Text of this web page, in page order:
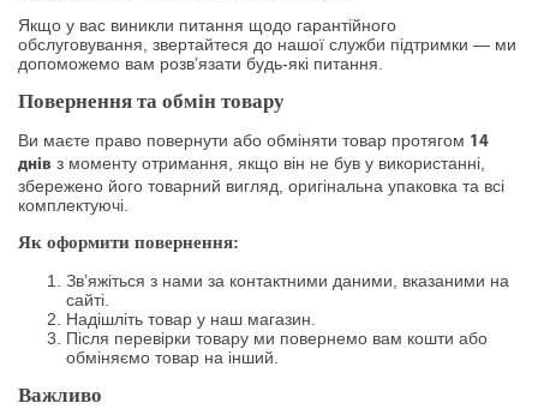
Якщо у вас виникли питання щодо гарантійного
обслуговування, звертайтеся до нашої служби підтримки — ми
допоможемо вам розв’язати будь-які питання.
Повернення та обмін товару
Ви маєте право повернути або обміняти товар протягом 14
днів з моменту отримання, якщо він не був у використанні,
збережено його товарний вигляд, оригінальна упаковка та всі
комплектуючі.
Як оформити повернення:
Зв’яжіться з нами за контактними даними, вказаними на
сайті.
Надішліть товар у наш магазин.
Після перевірки товару ми повернемо вам кошти або
обміняємо товар на інший.
Важливо